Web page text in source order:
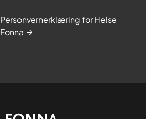
Personvernerklæring for Helse
Fonna